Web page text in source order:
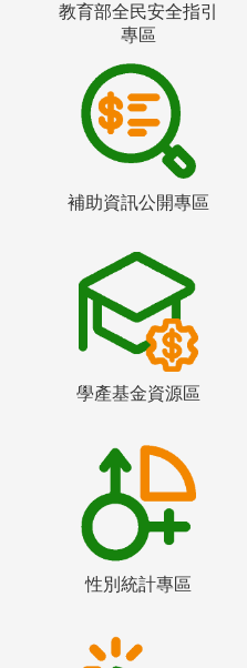
教育部全民安全指引
專區
補助資訊公開專區
學產基金資源區
性別統計專區